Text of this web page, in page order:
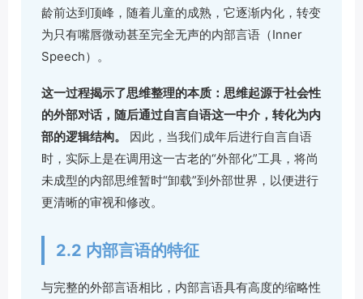
龄前达到顶峰，随着儿童的成熟，它逐渐内化，转变
为只有嘴唇微动甚至完全无声的内部言语（Inner
Speech）。
这一过程揭示了思维整理的本质：思维起源于社会性
的外部对话，随后通过自言自语这一中介，转化为内
部的逻辑结构。
因此，当我们成年后进行自言自语
时，实际上是在调用这一古老的“外部化”工具，将尚
未成型的内部思维暂时“卸载”到外部世界，以便进行
更清晰的审视和修改。
2.2 内部言语的特征
与完整的外部言语相比，内部言语具有高度的缩略性